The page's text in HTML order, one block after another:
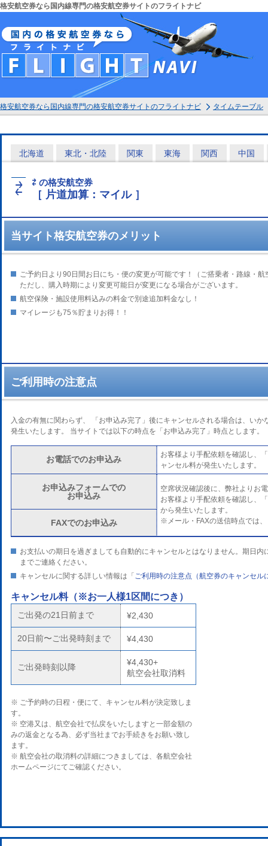
格安航空券なら国内線専門の格安航空券サイトのフライトナビ
格安航空券なら国内線専門の格安航空券サイトのフライトナビ タイムテーブル
北海道 東北・北陸 関東 東海 関西 中国
⇄ ⇄ の格安航空券
［ 片道加算：マイル ］
当サイト格安航空券のメリット
ご予約日より90日間お日にち・便の変更が可能です！（ご搭乗者・路線・航
ただし、購入時期により変更可能日が変更になる場合がございます。
航空保険・施設使用料込みの料金で別途追加料金なし！
マイレージも75％貯まりお得！！
ご利用時の注意点
入金の有無に関わらず、 「お申込み完了」後にキャンセルされる場合は、い
発生いたします。 当サイトでは以下の時点を「お申込み完了」時点とします。
お電話でのお申込み
お客様より手配依頼を確認し、
ャンセル料が発生いたします。
お申込みフォームでの
お申込み
空席状況確認後に、弊社よりお
お客様より手配依頼を確認し、
から発生いたします。
※メール・FAXの送信時点では
FAXでのお申込み
お支払いの期日を過ぎましても自動的にキャンセルとはなりません。期日
までご連絡ください。
キャンセルに関する詳しい情報は「 ご利用時の注意点（航空券のキャンセル
キャンセル料（※お一人様1区間につき）
ご出発の21日前まで ¥2,430
20日前〜ご出発時刻まで ¥4,430
ご出発時刻以降
¥4,430+
航空会社取消料
※ ご予約時の日程・便にて、キャンセル料が決定致しま
す。
※ 空港又は、航空会社で払戻をいたしますと一部金額の
みの返金となる為、必ず当社までお手続きをお願い致し
ます。
※ 航空会社の取消料の詳細につきましては、各航空会社
ホームページにてご確認ください。